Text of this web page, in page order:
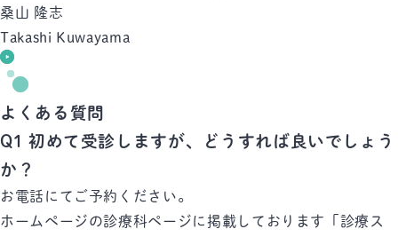
桑山 隆志
Takashi Kuwayama
よくある質問
Q1 初めて受診しますが、どうすれば良いでしょう
か？
お電話にてご予約ください。
ホームページの診療科ページに掲載しております「診療ス